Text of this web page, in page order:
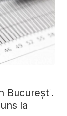
București.
la